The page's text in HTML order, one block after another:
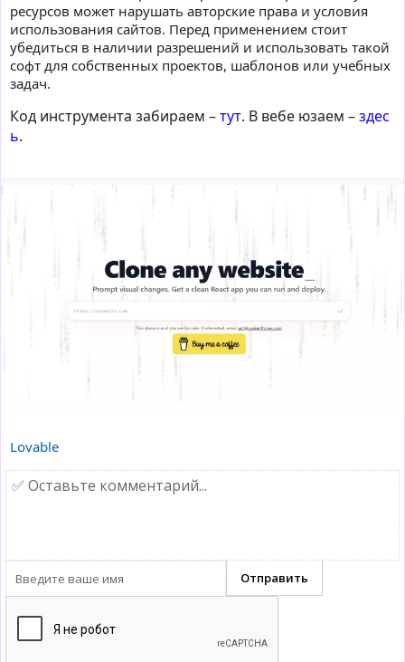
ресурсов может нарушать авторские права и условия
использования сайтов. Перед применением стоит
убедиться в наличии разрешений и использовать такой
софт для собственных проектов, шаблонов или учебных
задач.
Код инструмента забираем –тут. В вебе юзаем –здес
ь.
Lovable